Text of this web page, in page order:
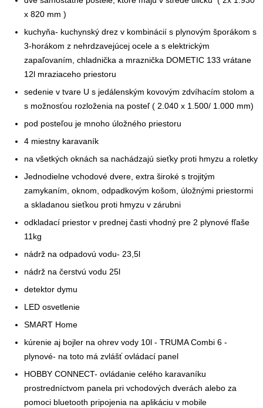
x 820 mm )
kuchyňa- kuchynský drez v kombinácií s plynovým šporákom s
3-horákom z nehrdzavejúcej ocele a s elektrickým
zapaľovaním, chladnička a mraznička DOMETIC 133 vrátane
12l mraziaceho priestoru
sedenie v tvare U s jedálenským kovovým zdvíhacím stolom a
s možnosťou rozloženia na posteľ ( 2.040 x 1.500/ 1.000 mm)
pod posteľou je mnoho úložného priestoru
4 miestny karavaník
na všetkých oknách sa nachádzajú sieťky proti hmyzu a roletky
Jednodielne vchodové dvere, extra široké s trojitým
zamykaním, oknom, odpadkovým košom, úložnými priestormi
a skladanou sieťkou proti hmyzu v zárubni
odkladací priestor v prednej časti vhodný pre 2 plynové fľaše
11kg
nádrž na odpadovú vodu- 23,5l
nádrž na čerstvú vodu 25l
detektor dymu
LED osvetlenie
SMART Home
kúrenie aj bojler na ohrev vody 10l - TRUMA Combi 6 -
plynové- na toto má zvlášť ovládací panel
HOBBY CONNECT- ovládanie celého karavaníku
prostredníctvom panela pri vchodových dverách alebo za
pomoci bluetooth pripojenia na aplikáciu v mobile